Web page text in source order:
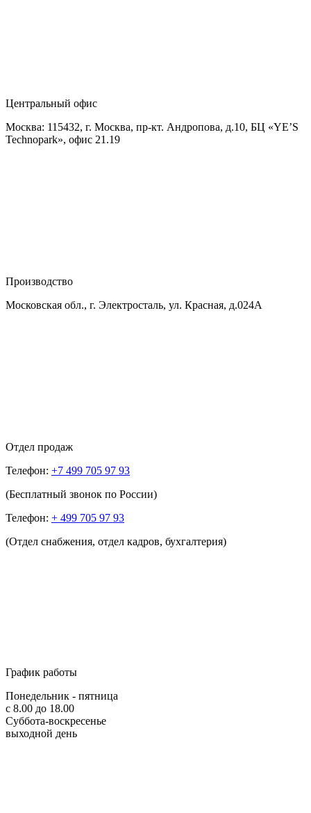
Центральный офис
Москва: 115432, г. Москва, пр-кт. Андропова, д.10, БЦ «YE’S
Technopark», офис 21.19
Производство
Московская обл., г. Электросталь, ул. Красная, д.024А
Отдел продаж
Телефон: +7 499 705 97 93
(Бесплатный звонок по России)
Телефон: + 499 705 97 93
(Отдел снабжения, отдел кадров, бухгалтерия)
График работы
Понедельник - пятница
с 8.00 до 18.00
Суббота-воскресенье
выходной день